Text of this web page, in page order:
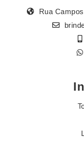
Rua